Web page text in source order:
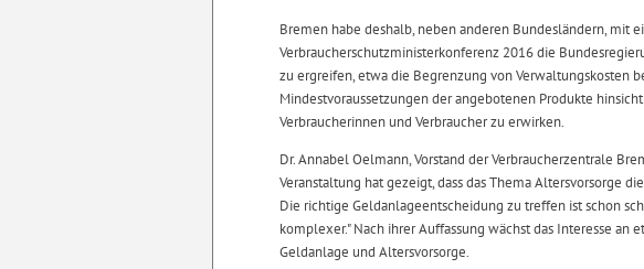
Bremen habe deshalb, neben anderen Bundesländern, mit
Verbraucherschutzministerkonferenz 2016 die
zu ergreifen, etwa die Begrenzung von Verwaltungskosten
Mindestvoraussetzungen der angebotenen Produkte
Verbraucherinnen und Verbraucher zu erwirken.
Dr. Annabel Oelmann, Vorstand der Verbraucherzentrale
Veranstaltung hat gezeigt, dass das Thema Altersvorsorge
Die richtige Geldanlageentscheidung zu treffen ist schon
komplexer." Nach ihrer Auffassung wächst das Interesse
Geldanlage und Altersvorsorge.